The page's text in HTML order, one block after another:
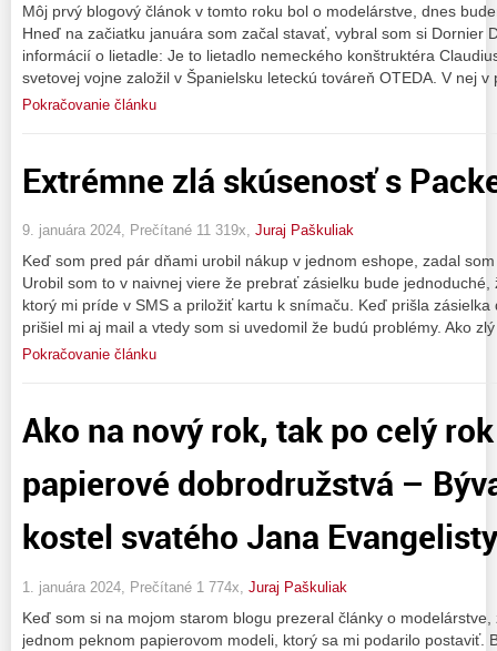
Môj prvý blogový článok v tomto roku bol o modelárstve, dnes
Hneď na začiatku januára som začal stavať, vybral som si Dornier
informácií o lietadle: Je to lietadlo nemeckého konštruktéra
svetovej vojne založil v Španielsku leteckú továreň OTEDA. V nej
Pokračovanie článku
Extrémne zlá skúsenosť s
9. januára 2024, Prečítané 11 319x, Juraj Paškuliak
Keď som pred pár dňami urobil nákup v jednom eshope, zadal
Urobil som to v naivnej viere že prebrať zásielku bude
ktorý mi príde v SMS a priložiť kartu k snímaču. Keď prišla
prišiel mi aj mail a vtedy som si uvedomil že budú problémy. Ako
Pokračovanie článku
Ako na nový rok, tak po celý
papierové dobrodružstvá –
kostel svatého Jana
1. januára 2024, Prečítané 1 774x, Juraj Paškuliak
Keď som si na mojom starom blogu prezeral články o
jednom peknom papierovom modeli, ktorý sa mi podarilo postaviť.